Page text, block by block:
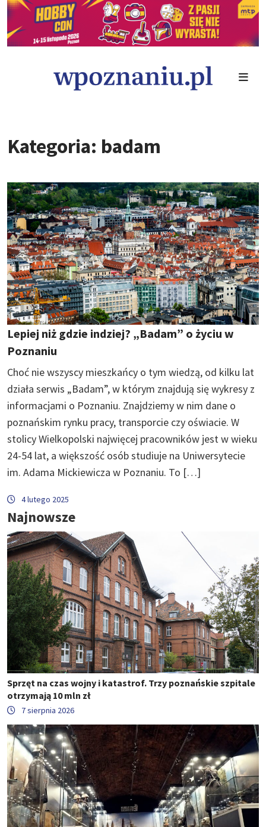
Kategoria: badam
Lepiej niż gdzie indziej? „Badam” o życiu w
Poznaniu
Choć nie wszyscy mieszkańcy o tym wiedzą, od kilku lat
działa serwis „Badam”, w którym znajdują się wykresy z
informacjami o Poznaniu. Znajdziemy w nim dane o
poznańskim rynku pracy, transporcie czy oświacie. W
stolicy Wielkopolski najwięcej pracowników jest w wieku
24-54 lat, a większość osób studiuje na Uniwersytecie
im. Adama Mickiewicza w Poznaniu. To […]
4 lutego 2025
Najnowsze
Sprzęt na czas wojny i katastrof. Trzy poznańskie szpitale
otrzymają 10 mln zł
7 sierpnia 2026